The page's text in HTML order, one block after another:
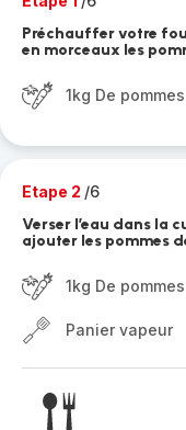
Préchauffer votre
en morceaux les
1kg De
Etape 2 /6
Verser l’eau dans la
ajouter les pommes
1kg De
Panier vapeur